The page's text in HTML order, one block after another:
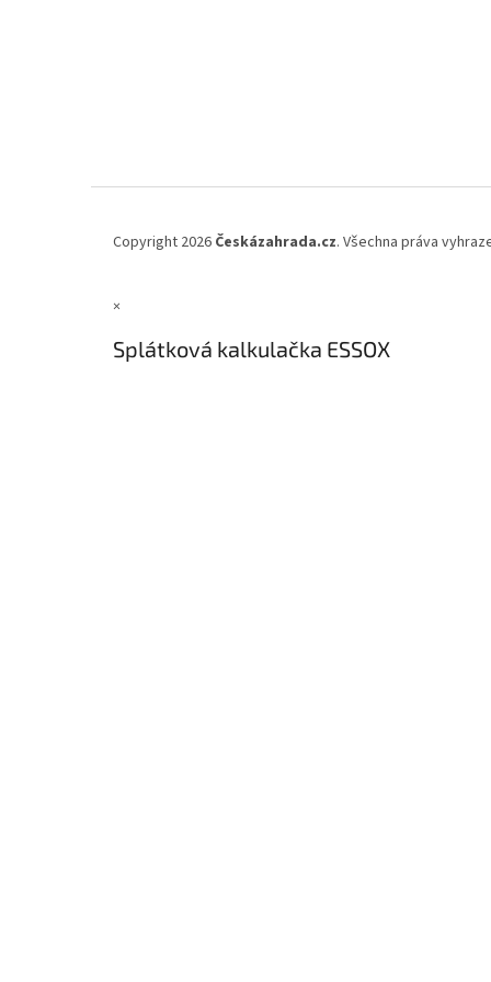
Copyright 2026 Českázahrada.cz. Všechna práva
×
Splátková kalkulačka ESSOX